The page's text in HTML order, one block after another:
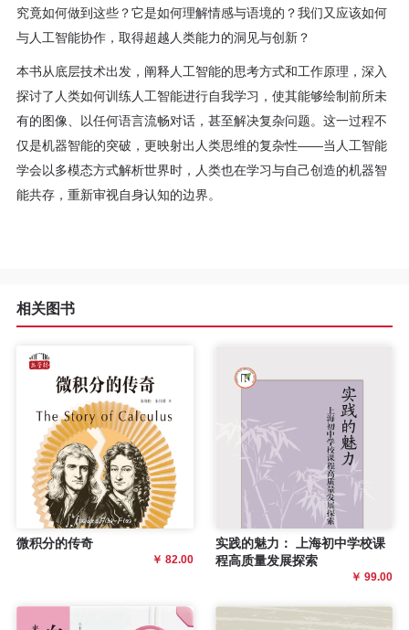
究竟如何做到这些？它是如何理解情感与语境的？我们又应该如何
与人工智能协作，取得超越人类能力的洞见与创新？
本书从底层技术出发，阐释人工智能的思考方式和工作原理，深入
探讨了人类如何训练人工智能进行自我学习，使其能够绘制前所未
有的图像、以任何语言流畅对话，甚至解决复杂问题。这一过程不
仅是机器智能的突破，更映射出人类思维的复杂性——当人工智能
学会以多模态方式解析世界时，人类也在学习与自己创造的机器智
能共存，重新审视自身认知的边界。
相关图书
微积分的传奇
￥ 82.00
实践的魅力： 上海初中学校课
程高质量发展探索
￥ 99.00